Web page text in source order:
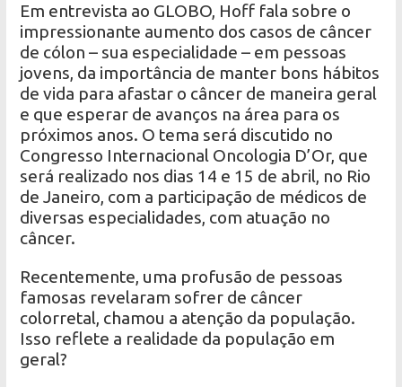
Em entrevista ao GLOBO, Hoff fala sobre o
impressionante aumento dos casos de câncer
de cólon – sua especialidade – em pessoas
jovens, da importância de manter bons hábitos
de vida para afastar o câncer de maneira geral
e que esperar de avanços na área para os
próximos anos. O tema será discutido no
Congresso Internacional Oncologia D’Or, que
será realizado nos dias 14 e 15 de abril, no Rio
de Janeiro, com a participação de médicos de
diversas especialidades, com atuação no
câncer.
Recentemente, uma profusão de pessoas
famosas revelaram sofrer de câncer
colorretal, chamou a atenção da população.
Isso reflete a realidade da população em
geral?